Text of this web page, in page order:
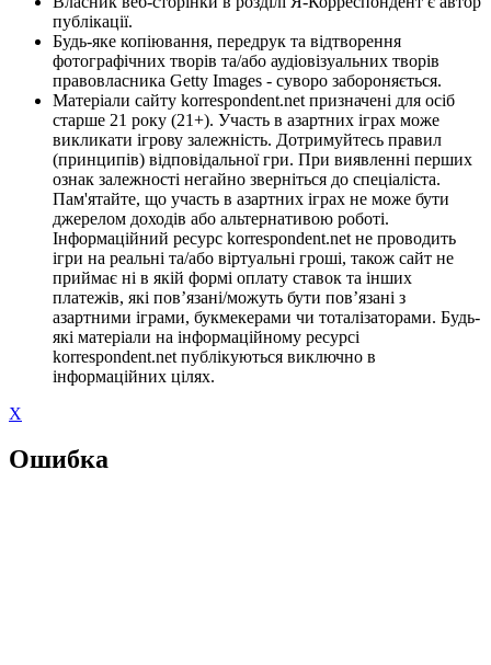
публікації.
Будь-яке копіювання, передрук та відтворення
фотографічних творів та/або аудіовізуальних творів
правовласника Getty Images - суворо забороняється.
Матеріали сайту korrespondent.net призначені для осіб
старше 21 року (21+). Участь в азартних іграх може
викликати ігрову залежність. Дотримуйтесь правил
(принципів) відповідальної гри. При виявленні перших
ознак залежності негайно зверніться до спеціаліста.
Пам'ятайте, що участь в азартних іграх не може бути
джерелом доходів або альтернативою роботі.
Інформаційний ресурс korrespondent.net не проводить
ігри на реальні та/або віртуальні гроші, також сайт не
приймає ні в якій формі оплату ставок та інших
платежів, які пов’язані/можуть бути пов’язані з
азартними іграми, букмекерами чи тоталізаторами. Будь-
які матеріали на інформаційному ресурсі
korrespondent.net публікуються виключно в
інформаційних цілях.
X
Ошибка